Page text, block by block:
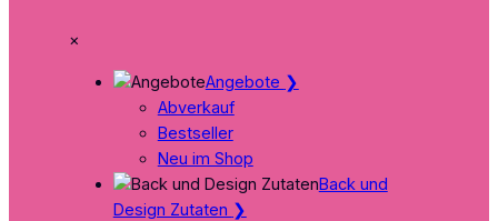
×
Angebote ❯
Abverkauf
Bestseller
Neu im Shop
Back und
Design Zutaten ❯